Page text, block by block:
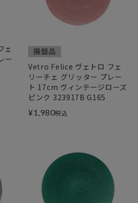
ェ
ー
廃盤品
Vetro Felice ヴェトロ フェ
リーチェ グリッター プレー
ト 17cm ヴィンテージローズ
ピンク 323917B G165
¥1,980税込